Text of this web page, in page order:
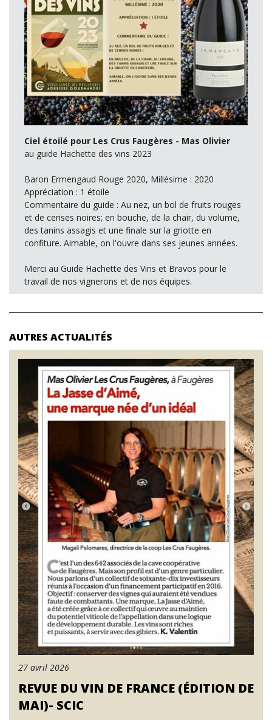
Ciel étoilé pour Les Crus Faugères - Mas Olivier
au guide Hachette des vins 2023
Baron Ermengaud Rouge 2020, Millésime : 2020
Appréciation : 1 étoile
Commentaire du guide : Au nez, un bol de fruits rouges
et de cerises noires; en bouche, de la chair, du volume,
des tanins assagis et une finale sur la griotte en
confiture. Aimable, on l'ouvre dans ses jeunes années.
Merci au Guide Hachette des Vins et Bravos pour le
travail de nos vignerons et de nos équipes.
AUTRES ACTUALITÉS
27 avril 2026
REVUE DU VIN DE FRANCE (ÉDITION DE
MAI)- SCIC